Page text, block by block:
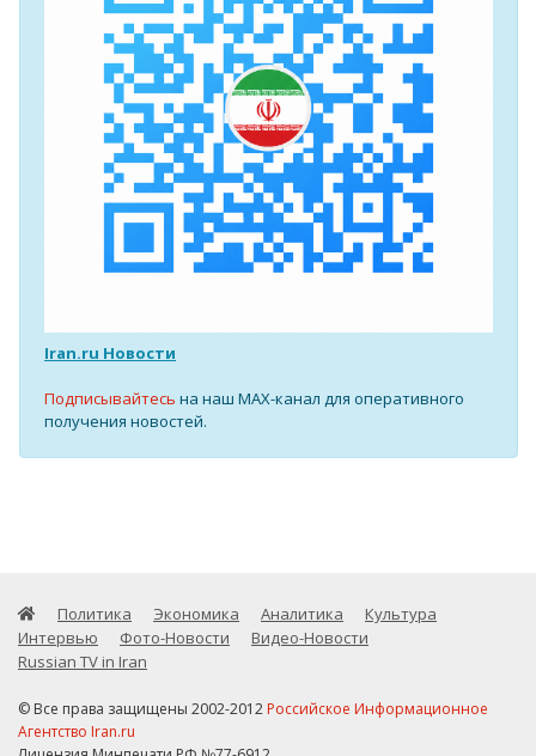
Iran.ru Новости
Подписывайтесь на наш MAX-канал для оперативного
получения новостей.
Политика Экономика Аналитика
Культура
Интервью
Фото-Новости
Видео-Новости
Russian TV in Iran
© Все права защищены 2002-2012 Российское Информационное
Агентство Iran.ru